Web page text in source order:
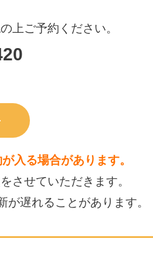
上ご予約ください。
入る場合があります。
させていただきます。
が遅れることがあります。